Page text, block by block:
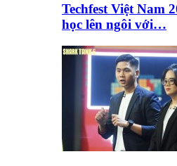
Techfest Việt Nam
học lên ngôi với…